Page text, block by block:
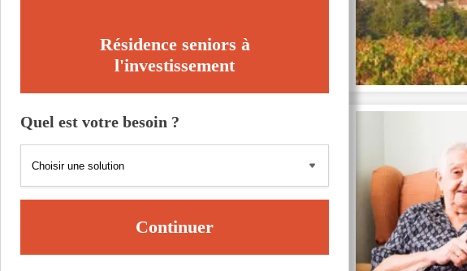
Résidence seniors à
l'investissement
Quel est votre besoin ?
Continuer